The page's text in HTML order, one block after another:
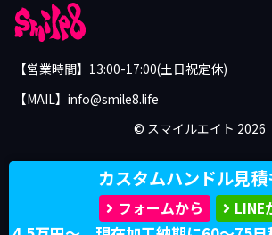
カスタムハンドル見積
フォームから LINE
【営業時間】13:00-17:00(土日祝定休)
【MAIL】info@smile8.life
©︎ スマイルエイト 2026